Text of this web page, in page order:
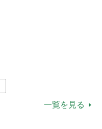
一覧を見る